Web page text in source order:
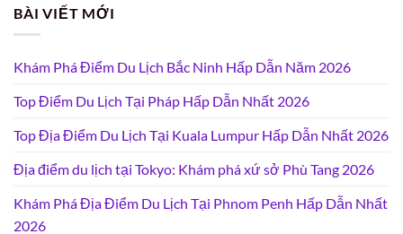
BÀI VIẾT MỚI
Khám Phá Điểm Du Lịch Bắc Ninh Hấp Dẫn Năm 2026
Top Điểm Du Lịch Tại Pháp Hấp Dẫn Nhất 2026
Top Địa Điểm Du Lịch Tại Kuala Lumpur Hấp Dẫn Nhất 2026
Địa điểm du lịch tại Tokyo: Khám phá xứ sở Phù Tang 2026
Khám Phá Địa Điểm Du Lịch Tại Phnom Penh Hấp Dẫn Nhất
2026